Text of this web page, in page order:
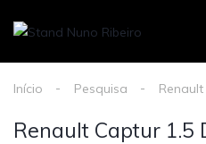
Início Pesquisa Renault
Renault Captur 1.5